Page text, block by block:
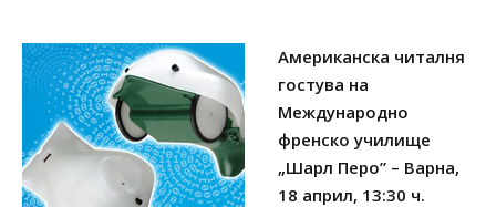
Американска читалня
гостува на
Международно
френско училище
„Шарл Перо” – Варна,
18 април, 13:30 ч.